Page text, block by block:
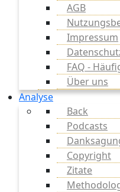
AGB
Impressum
FAQ -
Über uns
Analyse
Back
Podcasts
Copyright
Zitate